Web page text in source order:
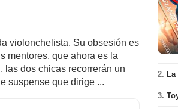
violonchelista. Su obsesión es
mentores, que ahora es la
las dos chicas recorrerán un
suspense que dirige ...
2.
3.